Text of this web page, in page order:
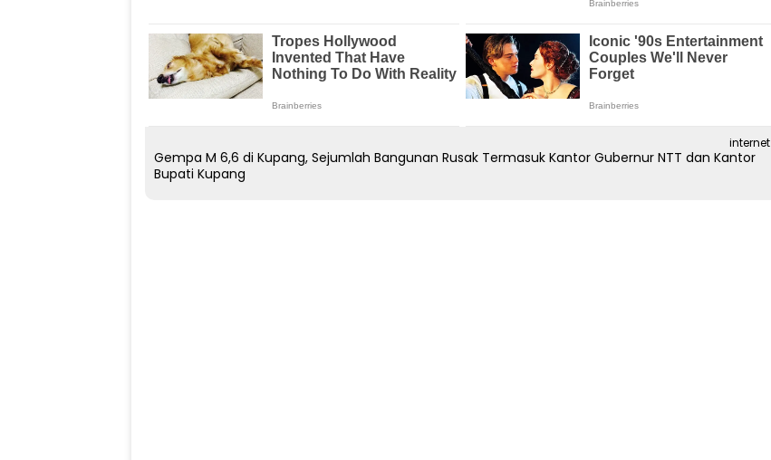
internet
Gempa M 6,6 di Kupang, Sejumlah Bangunan Rusak Termasuk Kantor Gubernur NTT dan Kantor
Bupati Kupang